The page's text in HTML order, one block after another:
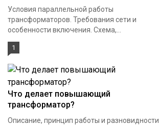
Условия параллельной работы
трансформаторов. Требования сети и
особенности включения. Схема,...
1
Что делает повышающий
трансформатор?
Описание, принцип работы и разновидности